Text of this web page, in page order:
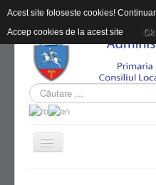
Acest site foloseste cookies!
Accep cookies de la acest site
Ok